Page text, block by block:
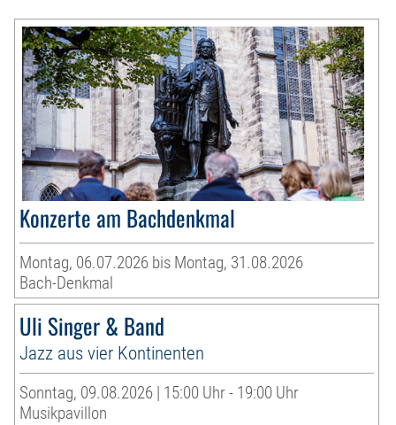
Konzerte am Bachdenkmal
Montag, 06.07.2026 bis Montag, 31.08.2026
Bach-Denkmal
Uli Singer & Band
Jazz aus vier Kontinenten
Sonntag, 09.08.2026 | 15:00 Uhr - 19:00 Uhr
Musikpavillon